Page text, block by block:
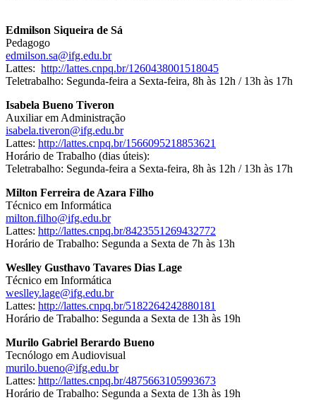
Edmilson Siqueira de Sá
Pedagogo
edmilson.sa@ifg.edu.br
Lattes: http://lattes.cnpq.br/1260438001518045
Teletrabalho: Segunda-feira a Sexta-feira, 8h às 12h / 13h às 17h
Isabela Bueno Tiveron
Auxiliar em Administração
isabela.tiveron@ifg.edu.br
Lattes: http://lattes.cnpq.br/1566095218853621
Horário de Trabalho (dias úteis):
Teletrabalho: Segunda-feira a Sexta-feira, 8h às 12h / 13h às 17h
Milton Ferreira de Azara Filho
Técnico em Informática
milton.filho@ifg.edu.br
Lattes: http://lattes.cnpq.br/8423551269432772
Horário de Trabalho: Segunda a Sexta de 7h às 13h
Weslley Gusthavo Tavares Dias Lage
Técnico em Informática
weslley.lage@ifg.edu.br
Lattes: http://lattes.cnpq.br/5182264242880181
Horário de Trabalho: Segunda a Sexta de 13h às 19h
Murilo Gabriel Berardo Bueno
Tecnólogo em Audiovisual
murilo.bueno@ifg.edu.br
Lattes: http://lattes.cnpq.br/4875663105993673
Horário de Trabalho: Segunda a Sexta de 13h às 19h